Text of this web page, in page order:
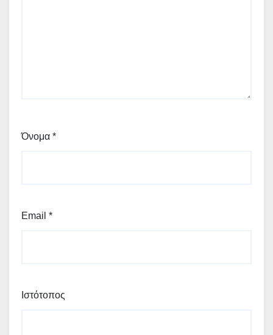
Όνομα *
Email *
Ιστότοπος